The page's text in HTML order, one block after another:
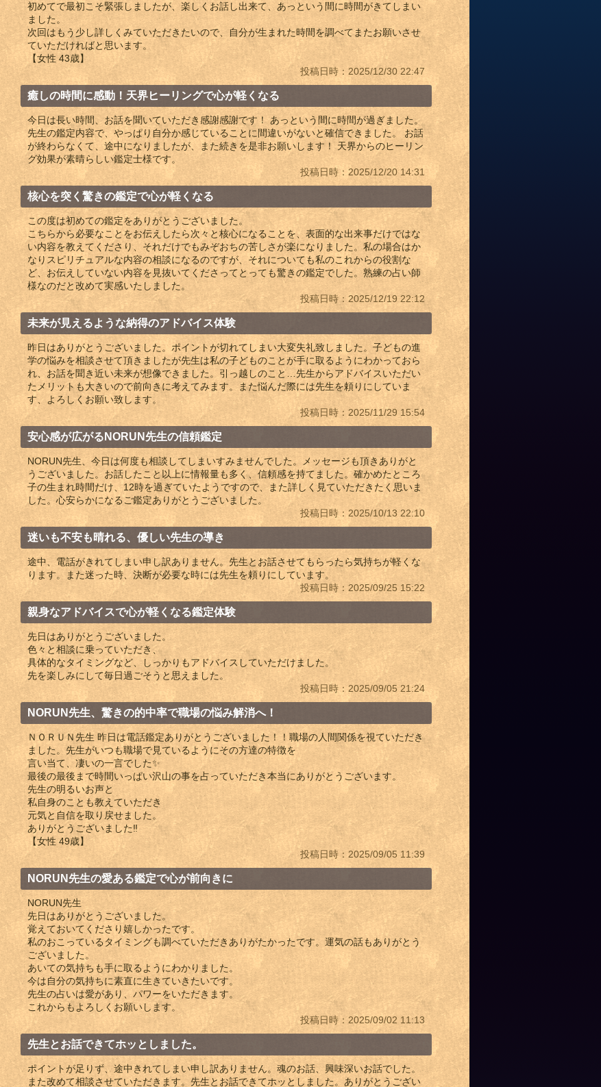
初めてで最初こそ緊張しましたが、楽しくお話し出来て、あっという間に時間がきてしまい
ました。
次回はもう少し詳しくみていただきたいので、自分が生まれた時間を調べてまたお願いさせ
ていただければと思います。
【女性 43歳】
投稿日時：2025/12/30 22:47
癒しの時間に感動！天界ヒーリングで心が軽くなる
今日は長い時間、お話を聞いていただき感謝感謝です！ あっという間に時間が過ぎました。
先生の鑑定内容で、やっぱり自分か感じていることに間違いがないと確信できました。 お話
が終わらなくて、途中になりましたが、また続きを是非お願いします！ 天界からのヒーリン
グ効果が素晴らしい鑑定士様です。
投稿日時：2025/12/20 14:31
核心を突く驚きの鑑定で心が軽くなる
この度は初めての鑑定をありがとうございました。
こちらから必要なことをお伝えしたら次々と核心になることを、表面的な出来事だけではな
い内容を教えてくださり、それだけでもみぞおちの苦しさが楽になりました。私の場合はか
なりスピリチュアルな内容の相談になるのですが、それについても私のこれからの役割な
ど、お伝えしていない内容を見抜いてくださってとっても驚きの鑑定でした。熟練の占い師
様なのだと改めて実感いたしました。
投稿日時：2025/12/19 22:12
未来が見えるような納得のアドバイス体験
昨日はありがとうございました。ポイントが切れてしまい大変失礼致しました。子どもの進
学の悩みを相談させて頂きましたが先生は私の子どものことが手に取るようにわかっておら
れ、お話を聞き近い未来が想像できました。引っ越しのこと…先生からアドバイスいただい
たメリットも大きいので前向きに考えてみます。また悩んだ際には先生を頼りにしていま
す、よろしくお願い致します。
投稿日時：2025/11/29 15:54
安心感が広がるNORUN先生の信頼鑑定
NORUN先生、今日は何度も相談してしまいすみませんでした。メッセージも頂きありがと
うございました。お話したこと以上に情報量も多く、信頼感を持てました。確かめたところ
子の生まれ時間だけ、12時を過ぎていたようですので、また詳しく見ていただきたく思いま
した。心安らかになるご鑑定ありがとうございました。
投稿日時：2025/10/13 22:10
迷いも不安も晴れる、優しい先生の導き
途中、電話がきれてしまい申し訳ありません。先生とお話させてもらったら気持ちが軽くな
ります。また迷った時、決断が必要な時には先生を頼りにしています。
投稿日時：2025/09/25 15:22
親身なアドバイスで心が軽くなる鑑定体験
先日はありがとうございました。
色々と相談に乗っていただき、
具体的なタイミングなど、しっかりもアドバイスしていただけました。
先を楽しみにして毎日過ごそうと思えました。
投稿日時：2025/09/05 21:24
NORUN先生、驚きの的中率で職場の悩み解消へ！
ＮＯＲＵＮ先生 昨日は電話鑑定ありがとうございました！！職場の人間関係を視ていただき
ました。先生がいつも職場で見ているようにその方達の特徴を
言い当て、凄いの一言でした✨️
最後の最後まで時間いっぱい沢山の事を占っていただき本当にありがとうございます。
先生の明るいお声と
私自身のことも教えていただき
元気と自信を取り戻せました。
ありがとうございました‼️
【女性 49歳】
投稿日時：2025/09/05 11:39
NORUN先生の愛ある鑑定で心が前向きに
NORUN先生
先日はありがとうございました。
覚えておいてくださり嬉しかったです。
私のおこっているタイミングも調べていただきありがたかったです。運気の話もありがとう
ございました。
あいての気持ちも手に取るようにわかりました。
今は自分の気持ちに素直に生きていきたいです。
先生の占いは愛があり、パワーをいただきます。
これからもよろしくお願いします。
投稿日時：2025/09/02 11:13
先生とお話できてホッとしました。
ポイントが足りず、途中きれてしまい申し訳ありません。魂のお話、興味深いお話でした。
また改めて相談させていただきます。先生とお話できてホッとしました。ありがとうござい